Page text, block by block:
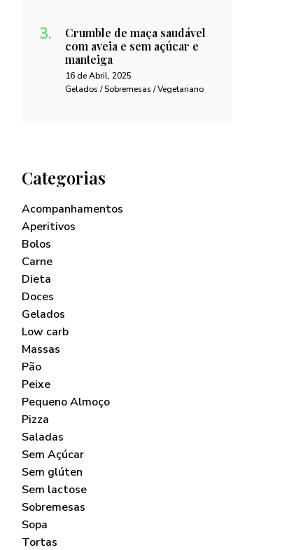
Crumble de maça saudável
com aveia e sem açúcar e
manteiga
16 de Abril, 2025
Gelados / Sobremesas / Vegetariano
Categorias
Acompanhamentos
Aperitivos
Bolos
Carne
Dieta
Doces
Gelados
Low carb
Massas
Pão
Peixe
Pequeno Almoço
Pizza
Saladas
Sem Açúcar
Sem glúten
Sem lactose
Sobremesas
Sopa
Tortas